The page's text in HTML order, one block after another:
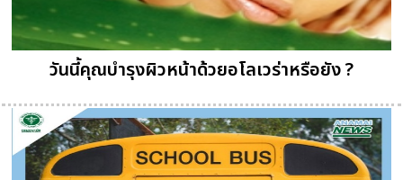
วันนี้คุณบำรุงผิวหน้าด้วยอโลเวร่าหรือยัง ?